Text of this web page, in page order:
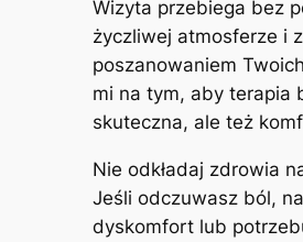
Wizyta przebiega bez
życzliwej atmosferze i z
poszanowaniem
mi na tym, aby terapia
skuteczna, ale też
Nie odkładaj zdrowia
Jeśli odczuwasz ból,
dyskomfort lub